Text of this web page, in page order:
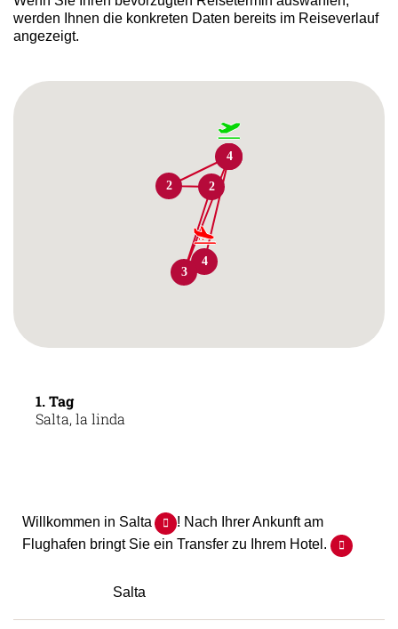
werden Ihnen die konkreten Daten bereits im Reiseverlauf
angezeigt.
1
1
2 2
3
4
4
1. Tag
Salta, la linda
Willkommen in Salta
! Nach Ihrer Ankunft am
Flughafen bringt Sie ein Transfer zu Ihrem Hotel.
Salta